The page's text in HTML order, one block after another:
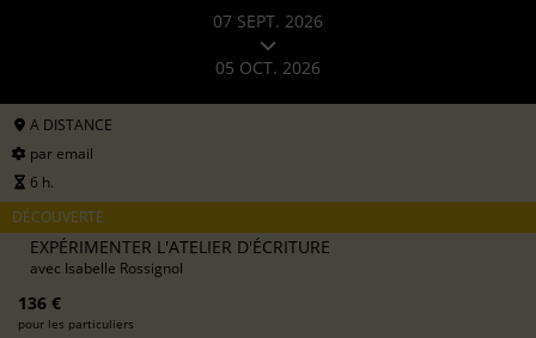
07 SEPT. 2026
05 OCT. 2026
A DISTANCE
par email
6 h.
DÉCOUVERTE
EXPÉRIMENTER L'ATELIER D'ÉCRITURE
avec Isabelle Rossignol
136 €
pour les particuliers